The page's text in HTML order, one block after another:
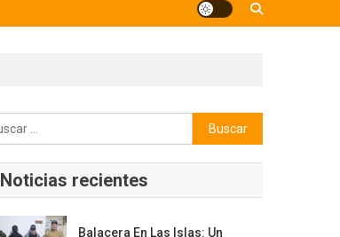
Buscar:
Noticias recientes
Balacera En Las Islas: Un